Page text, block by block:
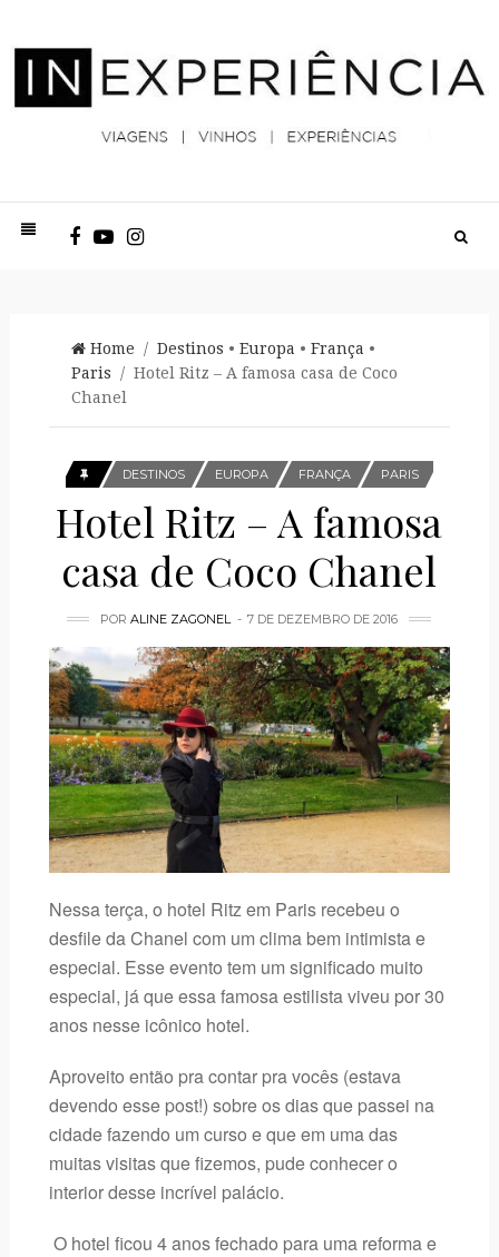
Home / Destinos • Europa • França •
Paris / Hotel Ritz – A famosa casa de Coco
Chanel
DESTINOS EUROPA FRANÇA PARIS
Hotel Ritz – A famosa
casa de Coco Chanel
PORALINE ZAGONEL 7 DE DEZEMBRO DE 2016
Nessa terça, o hotel Ritz em Paris recebeu o
desfile da Chanel com um clima bem intimista e
especial. Esse evento tem um significado muito
especial, já que essa famosa estilista viveu por 30
anos nesse icônico hotel.
Aproveito então pra contar pra vocês (estava
devendo esse post!) sobre os dias que passei na
cidade fazendo um curso e que em uma das
muitas visitas que fizemos, pude conhecer o
interior desse incrível palácio.
O hotel ficou 4 anos fechado para uma reforma e